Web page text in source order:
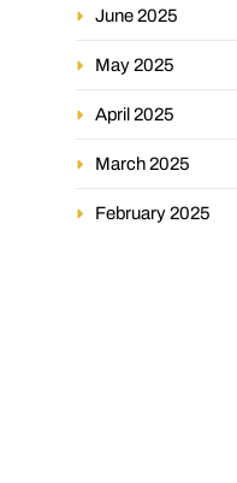
June 2025
May 2025
April 2025
March 2025
February 2025